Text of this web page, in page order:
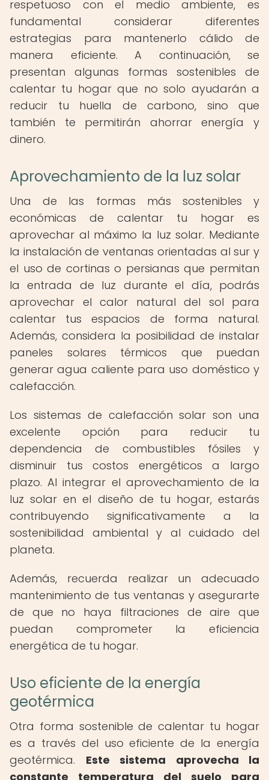
respetuoso con el medio ambiente, es
fundamental considerar diferentes
estrategias para mantenerlo cálido de
manera eficiente. A continuación, se
presentan algunas formas sostenibles de
calentar tu hogar que no solo ayudarán a
reducir tu huella de carbono, sino que
también te permitirán ahorrar energía y
dinero.
Aprovechamiento de la luz solar
Una de las formas más sostenibles y
económicas de calentar tu hogar es
aprovechar al máximo la luz solar. Mediante
la instalación de ventanas orientadas al sur y
el uso de cortinas o persianas que permitan
la entrada de luz durante el día, podrás
aprovechar el calor natural del sol para
calentar tus espacios de forma natural.
Además, considera la posibilidad de instalar
paneles solares térmicos que puedan
generar agua caliente para uso doméstico y
calefacción.
Los sistemas de calefacción solar son una
excelente opción para reducir tu
dependencia de combustibles fósiles y
disminuir tus costos energéticos a largo
plazo. Al integrar el aprovechamiento de la
luz solar en el diseño de tu hogar, estarás
contribuyendo significativamente a la
sostenibilidad ambiental y al cuidado del
planeta.
Además, recuerda realizar un adecuado
mantenimiento de tus ventanas y asegurarte
de que no haya filtraciones de aire que
puedan comprometer la eficiencia
energética de tu hogar.
Uso eficiente de la energía
geotérmica
Otra forma sostenible de calentar tu hogar
es a través del uso eficiente de la energía
geotérmica. Este sistema aprovecha la
constante temperatura del suelo para